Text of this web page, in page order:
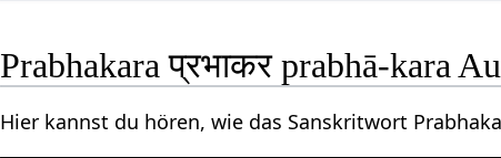
Prabhakara प्रभाकर prabhā-kara
Hier kannst du hören, wie das Sanskritwort